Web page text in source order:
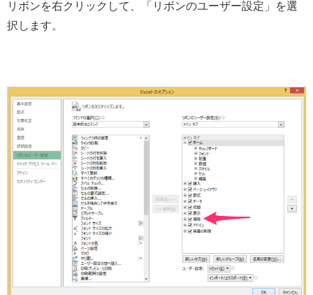
リボンを右クリックして、「リボンのユーザー設定」を選
択します。